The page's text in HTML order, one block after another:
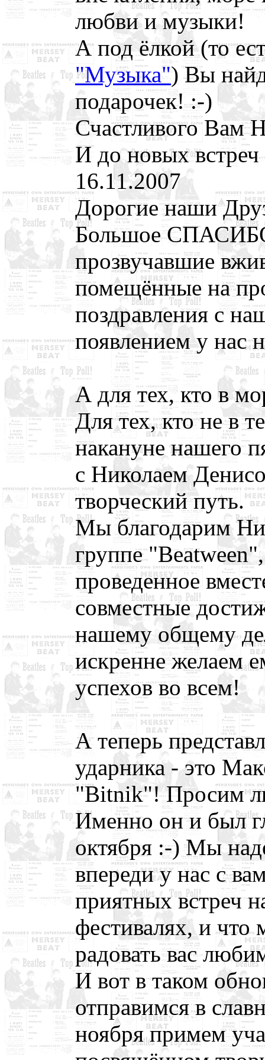
любви и музыки!
А под ёлкой (то
"Музыка") Вы
подарочек! :-)
Счастливого Вам
И до новых
16.11.2007
Дорогие наши
Большое
прозвучавшие
помещённые на
поздравления с
появлением у нас
А для тех, кто в
Для тех, кто не в
накануне нашего
с Николаем
творческий путь.
Мы благодарим
группе
проведенное
совместные
нашему общему
искренне желаем
успехов во всем!
А теперь
ударника - это
"Bitnik"! Просим
Именно он и был
октября :-) Мы
впереди у нас с
приятных встреч
фестивалях, и
радовать вас
И вот в таком
отправимся в
ноября примем